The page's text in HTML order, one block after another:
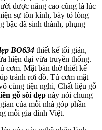
được nâng cao cũng là lúc
sự tôn kính, bày tỏ lòng
bậc đã sinh thành, phụng
BO634 thiết kế tối giản,
hiện đại vừa truyền thống.
cơm. Mặt bàn thờ thiết kế
tránh rơi đồ. Tủ cơm mặt
cùng tiện nghi, Chất liệu gỗ
gỗ sồi đẹp này nói chung
của mỗi nhà góp phần
mỗi gia đình Việt.